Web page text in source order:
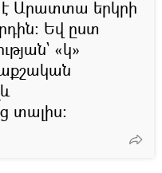
է Արատտա երկրի
Եվ ըստ
«կ»
տալիս։